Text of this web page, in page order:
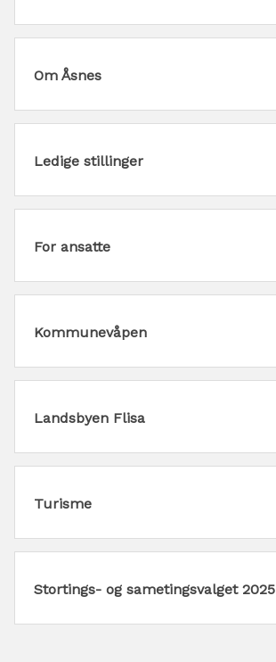
Om Åsnes
Ledige stillinger
For ansatte
Kommunevåpen
Landsbyen Flisa
Turisme
Stortings- og sametingsvalget 2025